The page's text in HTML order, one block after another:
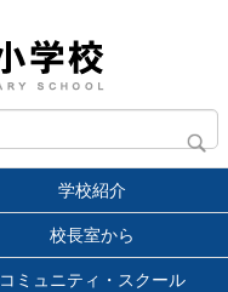
学校紹介
校長室から
コミュニティ・スクール